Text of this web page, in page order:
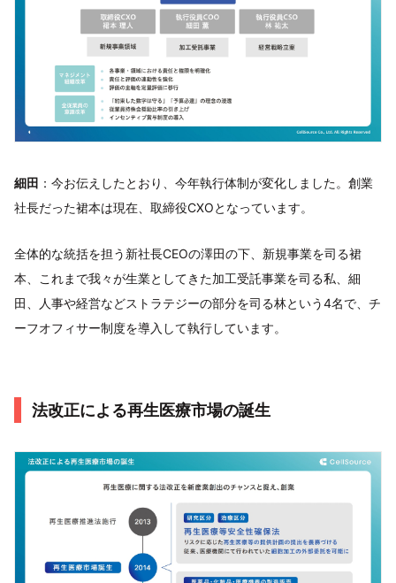
細田 ：今お伝えしたとおり、今年執行体制が変化しました。創業
社長だった裙本は現在、取締役CXOとなっています。
全体的な統括を担う新社長CEOの澤田の下、新規事業を司る裙
本、これまで我々が生業としてきた加工受託事業を司る私、細
田、人事や経営などストラテジーの部分を司る林という4名で、チ
ーフオフィサー制度を導入して執行しています。
法改正による再生医療市場の誕生